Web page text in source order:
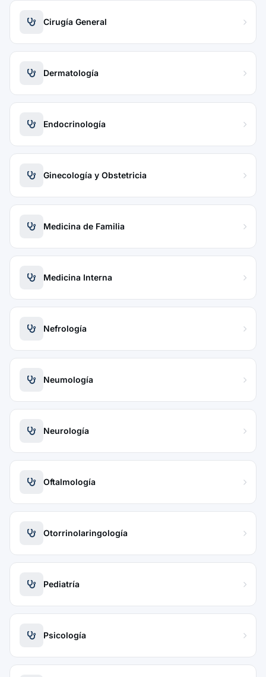
Cirugía General
Dermatología
Endocrinología
Ginecología y Obstetricia
Medicina de Familia
Medicina Interna
Nefrología
Neumología
Neurología
Oftalmología
Otorrinolaringología
Pediatría
Psicología